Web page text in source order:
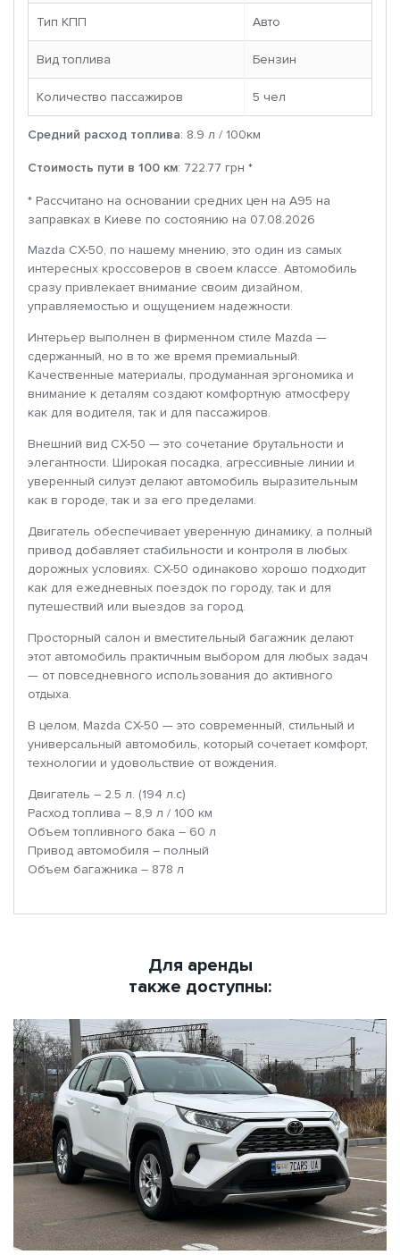
Тип КПП Авто
Вид топлива Бензин
Количество пассажиров 5 чел
Средний расход топлива: 8.9 л / 100км
Стоимость пути в 100 км: 722.77 грн *
* Рассчитано на основании средних цен на A95 на
заправках в Киеве по состоянию на 07.08.2026
Mazda CX-50, по нашему мнению, это один из самых
интересных кроссоверов в своем классе. Автомобиль
сразу привлекает внимание своим дизайном,
управляемостью и ощущением надежности.
Интерьер выполнен в фирменном стиле Mazda —
сдержанный, но в то же время премиальный.
Качественные материалы, продуманная эргономика и
внимание к деталям создают комфортную атмосферу
как для водителя, так и для пассажиров.
Внешний вид CX-50 — это сочетание брутальности и
элегантности. Широкая посадка, агрессивные линии и
уверенный силуэт делают автомобиль выразительным
как в городе, так и за его пределами.
Двигатель обеспечивает уверенную динамику, а полный
привод добавляет стабильности и контроля в любых
дорожных условиях. CX-50 одинаково хорошо подходит
как для ежедневных поездок по городу, так и для
путешествий или выездов за город.
Просторный салон и вместительный багажник делают
этот автомобиль практичным выбором для любых задач
— от повседневного использования до активного
отдыха.
В целом, Mazda CX-50 — это современный, стильный и
универсальный автомобиль, который сочетает комфорт,
технологии и удовольствие от вождения.
Двигатель – 2.5 л. (194 л.с)
Расход топлива – 8,9 л / 100 км
Объем топливного бака – 60 л
Привод автомобиля – полный
Объем багажника – 878 л
Для аренды
также доступны: